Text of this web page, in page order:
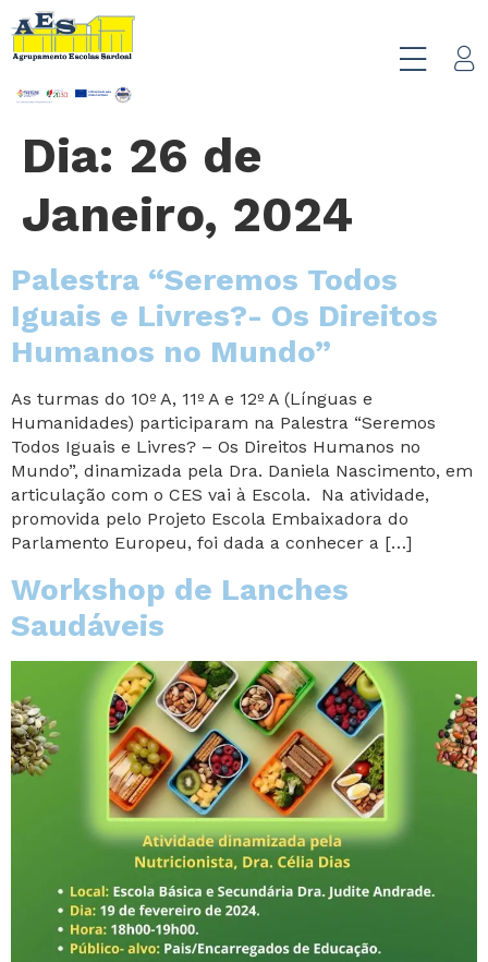
Dia: 26 de
Janeiro, 2024
Palestra “Seremos Todos
Iguais e Livres?- Os Direitos
Humanos no Mundo”
As turmas do 10º A, 11º A e 12º A (Línguas e
Humanidades) participaram na Palestra “Seremos
Todos Iguais e Livres? – Os Direitos Humanos no
Mundo”, dinamizada pela Dra. Daniela Nascimento, em
articulação com o CES vai à Escola. Na atividade,
promovida pelo Projeto Escola Embaixadora do
Parlamento Europeu, foi dada a conhecer a […]
Workshop de Lanches
Saudáveis